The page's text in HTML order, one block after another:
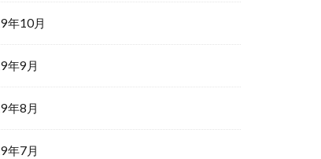
年10月
年9月
年8月
年7月